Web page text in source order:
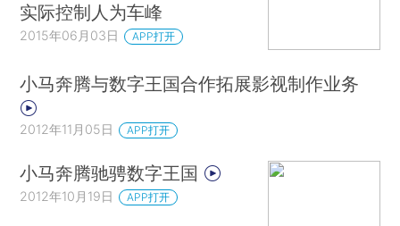
实际控制人为车峰
2015年06月03日 APP打开
小马奔腾与数字王国合作拓展影视制作业务
2012年11月05日 APP打开
小马奔腾驰骋数字王国
2012年10月19日 APP打开